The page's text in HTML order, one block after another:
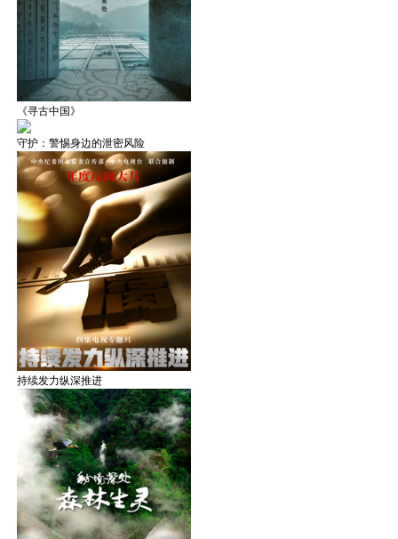
《寻古中国》
守护：警惕身边的泄密风险
持续发力纵深推进